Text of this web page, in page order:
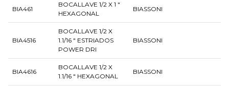
BIA461
BOCALLAVE 1/2 X 1 "
HEXAGONAL
BIASSONI
BIA4516
BOCALLAVE 1/2 X
1.1/16 " ESTRIADOS
POWER DRI
BIASSONI
BIA4616
BOCALLAVE 1/2 X
1.1/16 " HEXAGONAL
BIASSONI